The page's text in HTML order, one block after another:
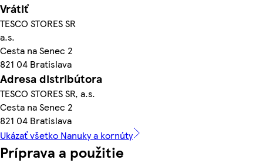
Vrátiť
TESCO STORES SR
a.s.
Cesta na Senec 2
821 04 Bratislava
Adresa distribútora
TESCO STORES SR, a.s.
Cesta na Senec 2
821 04 Bratislava
Ukázať všetko Nanuky a kornúty
Príprava a použitie